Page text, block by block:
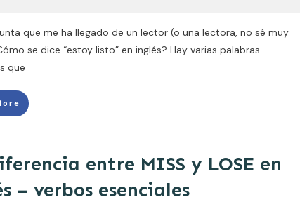
que me ha llegado de un lector (o una lectora, no sé muy
se dice “estoy listo” en inglés? Hay varias palabras
que
entre MISS y LOSE en
– verbos esenciales